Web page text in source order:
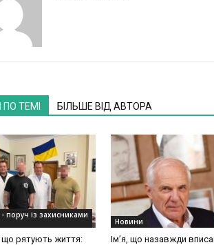
ПО ТЕМІ БІЛЬШЕ ВІД АВТОРА
поруч із захисниками
що рятують життя:
Новини
Ім’я, що назавжди